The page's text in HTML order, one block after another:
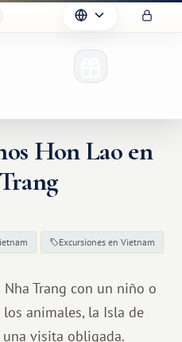
Hon Lao en
Excursiones en Vietnam
Trang con un niño o
animales, la Isla de
visita obligada.